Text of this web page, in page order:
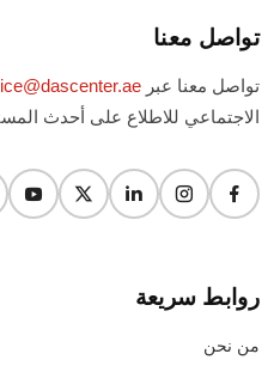
تواصل معنا
تواصل معنا عبر
الاجتماعي للاطلاع على أحدث
روابط سريعة
من نحن